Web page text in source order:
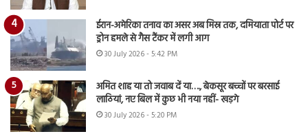
ईरान-अमेरिका तनाव का असर अब मिस्र तक, दमियाता पोर्ट पर
ड्रोन हमले से गैस टैंकर में लगी आग
30 July 2026 - 5:42 PM
अमित शाह या तो जवाब दें या…., बेकसूर बच्चों पर बरसाई
लाठियां, नए बिल में कुछ भी नया नहीं- खड़गे
30 July 2026 - 5:20 PM